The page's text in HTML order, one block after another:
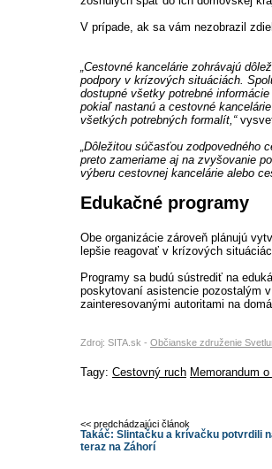
V prípade, ak sa vám nezobrazil
„Cestovné kancelárie zohrávajú
podpory v krízových situáciách.
dostupné všetky potrebné
pokiaľ nastanú a cestovné
všetkých potrebných formalít,“
„Dôležitou súčasťou zodpovedného
preto zameriame aj na zvyšovanie
výberu cestovnej kancelárie alebo
Edukačné programy
Obe organizácie zároveň plánujú
lepšie reagovať v krízových
Programy sa budú sústrediť na
poskytovaní asistencie pozostalým
zainteresovanými autoritami na
Zdroj: SITA.sk - Občianske združenie
Tagy: Cestovný ruch Memorandum
<< predchádzajúci článok
Takáč: Slintačku a krívačku potvrdili
teraz na Záhorí